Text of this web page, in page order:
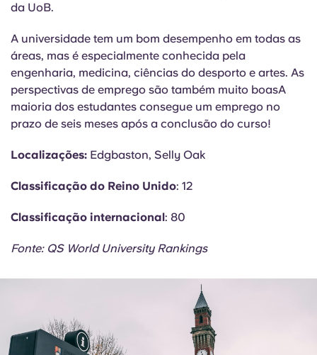
da UoB.
A universidade tem um bom desempenho em todas as
áreas, mas é especialmente conhecida pela
engenharia, medicina, ciências do desporto e artes. As
perspectivas de emprego são também muito boasA
maioria dos estudantes consegue um emprego no
prazo de seis meses após a conclusão do curso!
Localizações: Edgbaston, Selly Oak
Classificação do Reino Unido: 12
Classificação internacional: 80
Fonte: QS World University Rankings